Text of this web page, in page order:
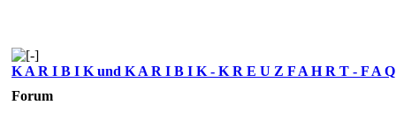
K A R I B I K und K A R I B I K - K R E U Z F A H R T - F A Q
Forum